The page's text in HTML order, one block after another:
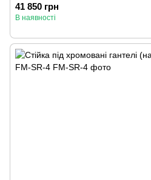
41 850 грн
В наявності